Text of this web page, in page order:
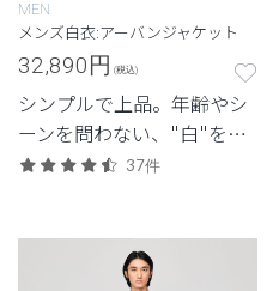
MEN
メンズ白衣:アーバンジャケット
32,890円 (税込)
シンプルで上品。年齢やシ
ーンを問わない、"白"を追
求したクラシコの定番モデ
37件